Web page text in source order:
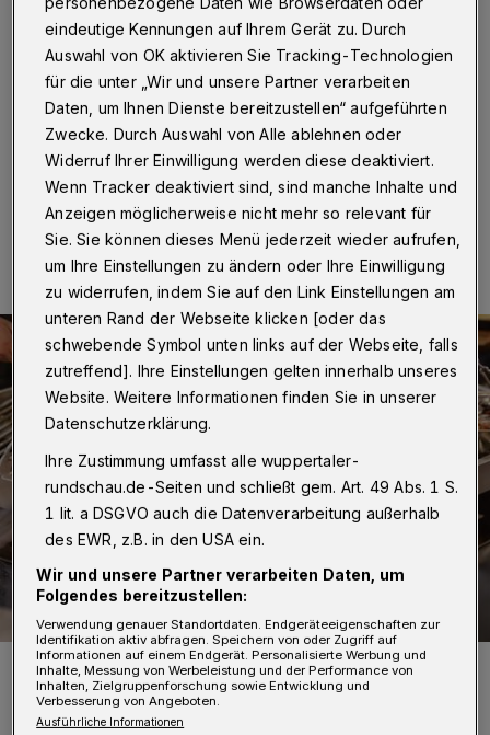
Wuppertal·Der „Cronenberger Hüttenzauber“ steigt
am 14. Dezember 2024 zum fünften Mal in der kleinen
„Altstadt“. Veranstalter ist der Cronenberger Heimat-
und Bürgerverein (CHBV).
04.12.2024 , 09:00 Uhr Eine Minute Lesezeit
Auch Würstchen sind im Angebot.
Foto: Christoph Petersen
eindeutige Kennungen auf Ihrem Gerät zu. Durch
Auswahl von OK aktivieren Sie Tracking-Technologien
für die unter „Wir und unsere Partner verarbeiten
Daten, um Ihnen Dienste bereitzustellen“ aufgeführten
Zwecke. Durch Auswahl von Alle ablehnen oder
Widerruf Ihrer Einwilligung werden diese deaktiviert.
Wenn Tracker deaktiviert sind, sind manche Inhalte und
Anzeigen möglicherweise nicht mehr so relevant für
Sie. Sie können dieses Menü jederzeit wieder aufrufen,
um Ihre Einstellungen zu ändern oder Ihre Einwilligung
zu widerrufen, indem Sie auf den Link Einstellungen am
unteren Rand der Webseite klicken [oder das
schwebende Symbol unten links auf der Webseite, falls
zutreffend]. Ihre Einstellungen gelten innerhalb unseres
Website. Weitere Informationen finden Sie in unserer
Datenschutzerklärung.
Ihre Zustimmung umfasst alle wuppertaler-
rundschau.de-Seiten und schließt gem. Art. 49 Abs. 1 S.
1 lit. a DSGVO auch die Datenverarbeitung außerhalb
des EWR, z.B. in den USA ein.
Wir und unsere Partner verarbeiten Daten, um
Folgendes bereitzustellen:
Verwendung genauer Standortdaten. Endgeräteeigenschaften zur
Identifikation aktiv abfragen. Speichern von oder Zugriff auf
Informationen auf einem Endgerät. Personalisierte Werbung und
Inhalte, Messung von Werbeleistung und der Performance von
Inhalten, Zielgruppenforschung sowie Entwicklung und
Verbesserung von Angeboten.
Ausführliche Informationen